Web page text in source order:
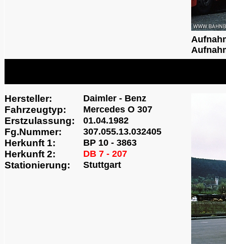
Hersteller: Daimler - Benz
Fahrzeugtyp: Mercedes O 307
Erstzulassung: 01.04.1982
Fg.Nummer: 307.055.13.032405
Herkunft 1: BP 10 - 3863
Herkunft 2: DB 7 - 207
Stationierung: Stuttgart